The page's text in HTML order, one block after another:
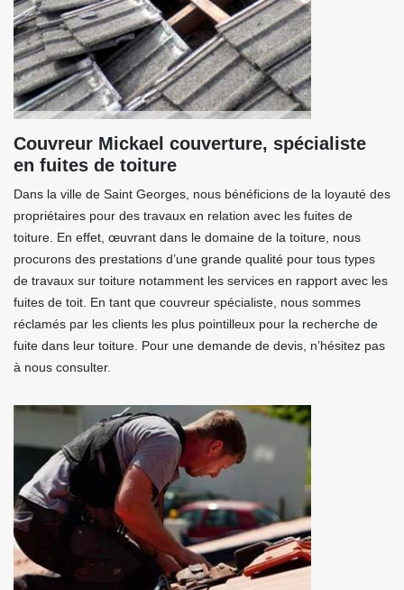
Couvreur Mickael couverture, spécialiste
en fuites de toiture
Dans la ville de Saint Georges, nous bénéficions de la loyauté des
propriétaires pour des travaux en relation avec les fuites de
toiture. En effet, œuvrant dans le domaine de la toiture, nous
procurons des prestations d’une grande qualité pour tous types
de travaux sur toiture notamment les services en rapport avec les
fuites de toit. En tant que couvreur spécialiste, nous sommes
réclamés par les clients les plus pointilleux pour la recherche de
fuite dans leur toiture. Pour une demande de devis, n’hésitez pas
à nous consulter.